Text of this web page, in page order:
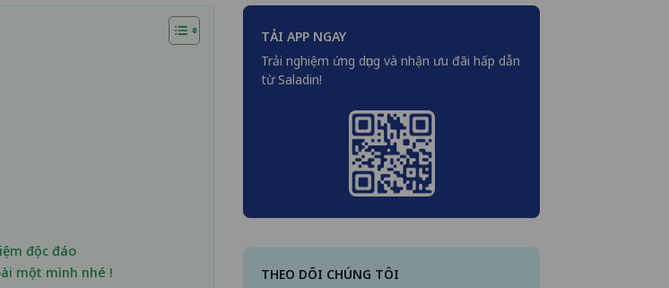
độc đáo
một mình nhé !
TẢI APP NGAY
Trải nghiệm ứng dụng và nhận ưu đãi hấp dẫn
từ Saladin!
THEO DÕI CHÚNG TÔI